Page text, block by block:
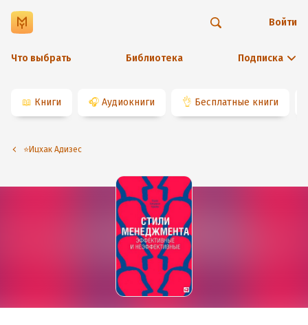
Что выбрать Библиотека Подписка
Войти
📖 Книги 🎧 Аудиокниги 👌 Бесплатные книги
⭐️Ицхак Адизес